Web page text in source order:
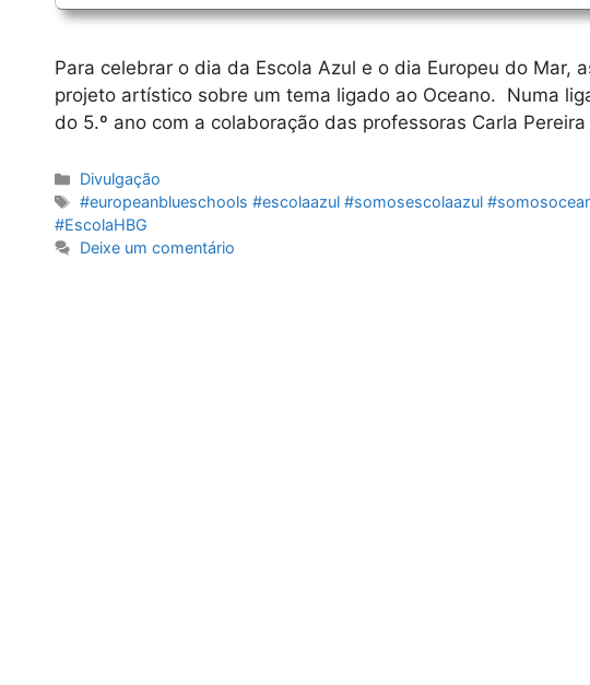
Para celebrar o dia da Escola Azul e o dia Europeu do
projeto artístico sobre um tema ligado ao Oceano. Numa
do 5.º ano com a colaboração das professoras Carla
Categorias
Divulgação
Etiquetas
#europeanblueschools #escolaazul #somosescolaazul
#EscolaHBG
Deixe um comentário